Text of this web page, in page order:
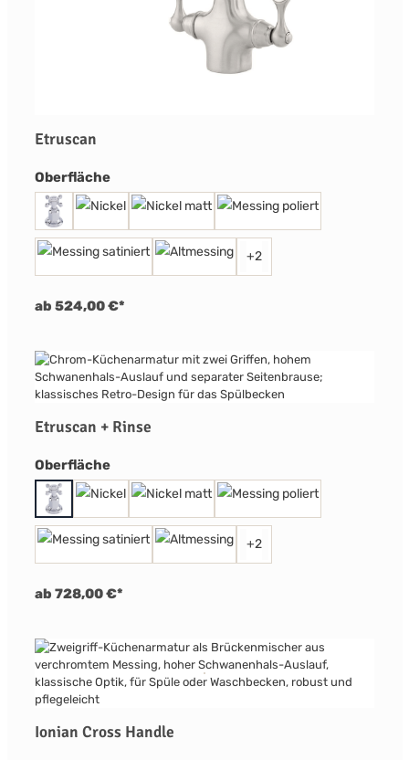
Etruscan
Oberflächeauswählen
+2
ab 524,00 €*
Etruscan + Rinse
Oberflächeauswählen
+2
ab 728,00 €*
Ionian Cross Handle